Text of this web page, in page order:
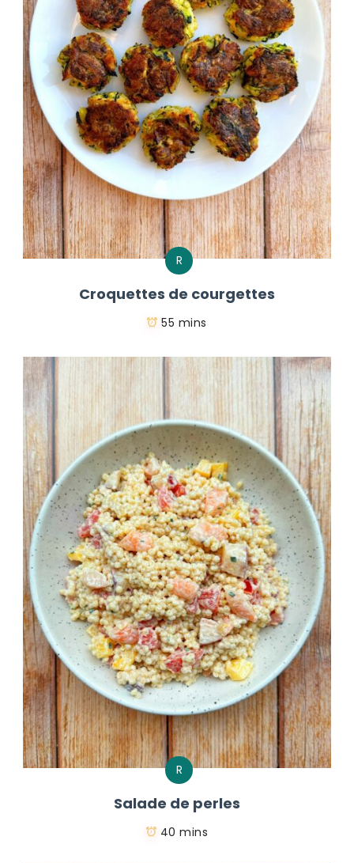
R
Croquettes de courgettes
55 mins
R
Salade de perles
40 mins